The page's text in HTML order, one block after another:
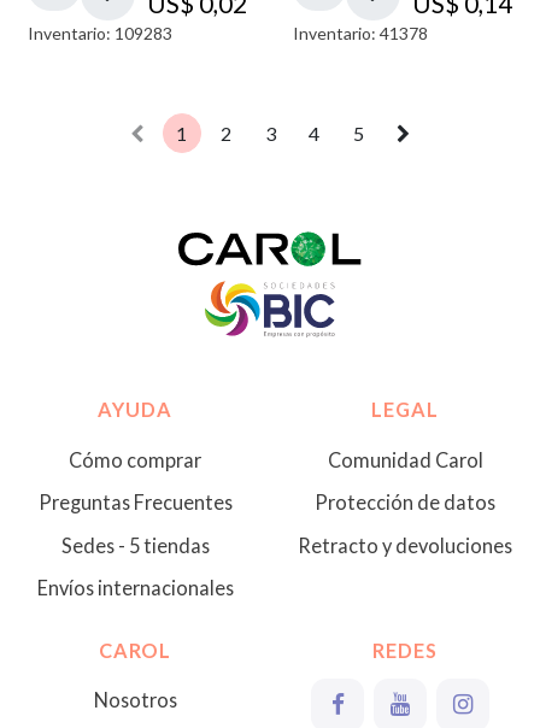
Inventario: 109283 Inventario: 41378
1 2 3 4 5
AYUDA
Cómo comprar
Preguntas Frecuentes
Sedes - 5 tiendas
Envíos internacionales
LEGAL
Comunidad Carol
Protección de datos
Retracto y devoluciones
CAROL
Nosotros
REDES